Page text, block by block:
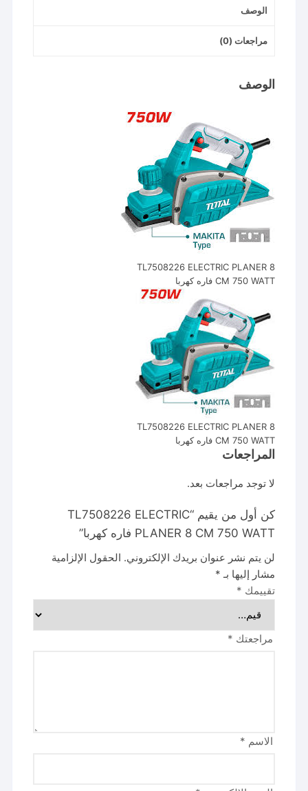
كهربا
الوصف
مراجعات (0)
الوصف
TL7508226 ELECTRIC PLANER 8
CM 750 WATT فاره كهربا
TL7508226 ELECTRIC PLANER 8
CM 750 WATT فاره كهربا
المراجعات
لا توجد مراجعات بعد.
كن أول من يقيم “TL7508226 ELECTRIC
PLANER 8 CM 750 WATT فاره كهربا”
لن يتم نشر عنوان بريدك الإلكتروني. الحقول الإلزامية
مشار إليها بـ *
تقييمك *
مراجعتك *
الاسم *